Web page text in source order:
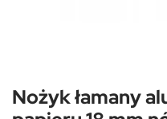
Nożyk łamany